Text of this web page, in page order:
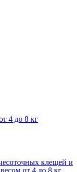
4 до 8 кг
клещей и
от 4 до 8 кг.